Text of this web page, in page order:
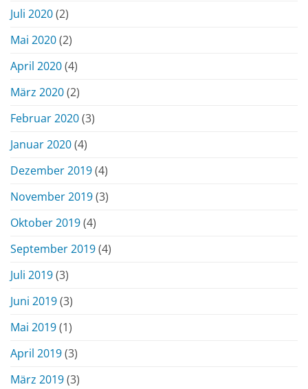
Juli 2020(2)
Mai 2020(2)
April 2020(4)
März 2020(2)
Februar 2020(3)
Januar 2020(4)
Dezember 2019(4)
November 2019(3)
Oktober 2019(4)
September 2019(4)
Juli 2019(3)
Juni 2019(3)
Mai 2019(1)
April 2019(3)
März 2019(3)